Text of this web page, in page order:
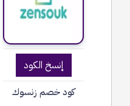
إنسخ الكود
كود خصم زنسوك